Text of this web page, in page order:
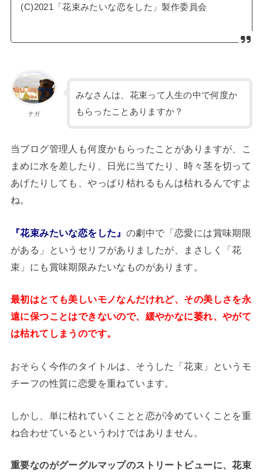
(C)2021「花束みたいな恋をした」製作委員会
ナガ
みなさんは、花束って人生の中で何度か
もらったことありますか？
当ブログ管理人も何度かもらったことがありますが、こ
まめに水を差したり、日光に当てたり、時々茎を切って
あげたりしても、やっぱり枯れるもんは枯れるんですよ
ね。
『花束みたいな恋をした』 の劇中で「恋愛には賞味期限
がある」というセリフがありましたが、まさしく「花
束」にも賞味期限みたいなものがあります。
最初はとても美しいモノなんだけれど、その美しさを永
遠に保つことはできないので、緩やかなに萎れ、やがて
は枯れてしまうのです。
おそらく今作のタイトルは、そうした「花束」というモ
チーフの性質に恋愛を重ねています。
しかし、単に枯れていくことと恋が冷めていくことを重
ね合わせているというわけではありません。
重要なのがグーグルマップのストリートビューに、花束